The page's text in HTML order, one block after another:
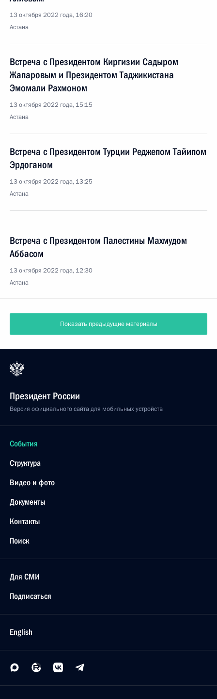
13 октября 2022 года, 16:20
Астана
Встреча с Президентом Киргизии Садыром
Жапаровым и Президентом Таджикистана
Эмомали Рахмоном
13 октября 2022 года, 15:15
Астана
Встреча с Президентом Турции Реджепом Тайипом
Эрдоганом
13 октября 2022 года, 13:25
Астана
Встреча с Президентом Палестины Махмудом
Аббасом
13 октября 2022 года, 12:30
Астана
Показать предыдущие материалы
Президент России
Версия официального сайта для мобильных устройств
События
Структура
Видео и фото
Документы
Контакты
Поиск
Для СМИ
Подписаться
English